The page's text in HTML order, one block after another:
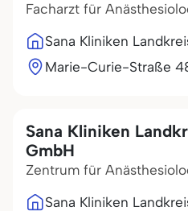
Facharzt für
Sana Kliniken
Marie-Curie-Straße 4
Sana Kliniken
GmbH
Zentrum für
Sana Kliniken